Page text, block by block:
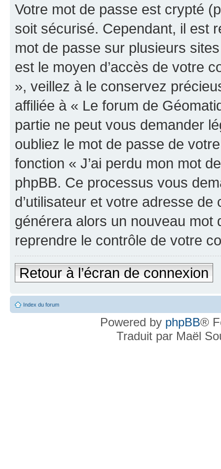
Votre mot de passe est crypté
soit sécurisé. Cependant, il est
mot de passe sur plusieurs
est le moyen d’accès de votre
», veillez à le conservez
affiliée à « Le forum de
partie ne peut vous demander
oubliez le mot de passe de
fonction « J’ai perdu mon mot
phpBB. Ce processus vous
d’utilisateur et votre adresse
générera alors un nouveau
reprendre le contrôle de votre
Retour à l’écran de connexion
Index du forum
Powered by phpBB®
Traduit par Maël